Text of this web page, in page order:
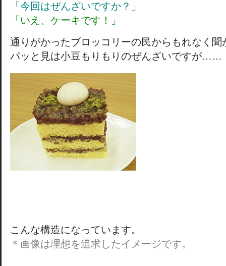
「今回はぜんざいですか？」
「いえ、ケーキです！」
通りがかったブロッコリーの民からもれなく聞
パッと見は小豆もりもりのぜんざいですが……
こんな構造になっています。
＊画像は理想を追求したイメージです。